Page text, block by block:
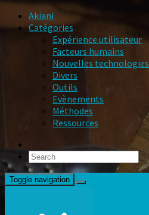
Akiani
Catégories
Expérience utilisateur
Facteurs humains
Nouvelles technologies
Divers
Outils
Evènements
Méthodes
Ressources
Toggle navigation